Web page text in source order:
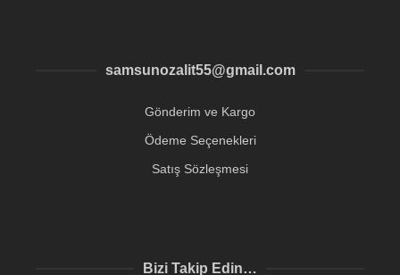
samsunozalit55@gmail.com
Gönderim ve Kargo
Ödeme Seçenekleri
Satış Sözleşmesi
Bizi Takip Edin…